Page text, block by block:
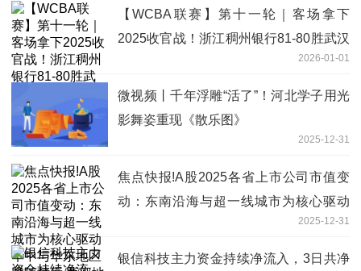
【WCBA联赛】第十一轮｜客场拿下
2025收官战！浙江稠州银行81-80胜武汉
2026-01-01
微视频丨千年浮雕“活了”！河北学子用光
影舞姿重现《散乐图》
2025-12-31
焦点快报!A股2025各省上市公司市值变
动：东南沿海与超一线城市为核心驱动
华中与华东地区紧随其后 西部地区表现
分化
2025-12-31
银信科技主力资金持续净流入，3日共净